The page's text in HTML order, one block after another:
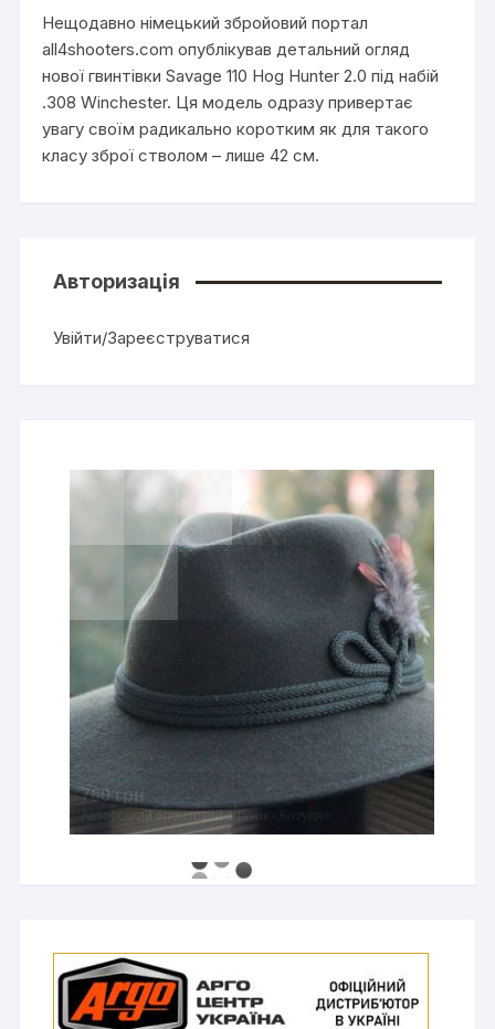
Нещодавно німецький збройовий портал
all4shooters.com опублікував детальний огляд
нової гвинтівки Savage 110 Hog Hunter 2.0 під набій
.308 Winchester. Ця модель одразу привертає
увагу своїм радикально коротким як для такого
класу зброї стволом – лише 42 см.
Авторизація
Увійти/Зареєструватися
760 грн
Авторський бронзовий значок «Козуля»